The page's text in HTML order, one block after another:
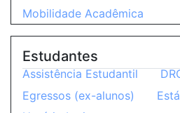
Mobilidade Acadêmica
Estudantes
Assistência Estudantil
Egressos (ex-alunos)